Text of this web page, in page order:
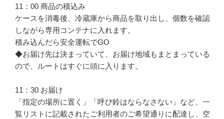
11：00 商品の積込み
ケースを消毒後、冷蔵庫から商品を取り出し、個数を確認
しながら専用コンテナに入れます。
積み込んだら安全運転でGO
◆お届け先は決まっていて、お届け地域もまとまっている
ので、ルートはすぐに頭に入ります。
11：30 お届け
「指定の場所に置く」「呼び鈴はならなさない」など、一
覧リストに記載されたご利用者のご希望通りに配達し、空